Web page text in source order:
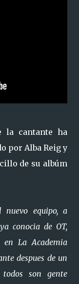
la cantante ha
por Alba Reig y
de su albúm
nuevo equipo, a
conocia de OT,
en La Academia
despues de un
son gente